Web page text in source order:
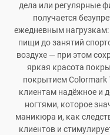
дела или регулярные
получается
ежедневным нагрузкам:
пищи до занятий
воздухе — при этом
яркая красота
покрытием Colormark
клиентам надёжное и
ногтями, которое
маникюра и, как
клиентов и